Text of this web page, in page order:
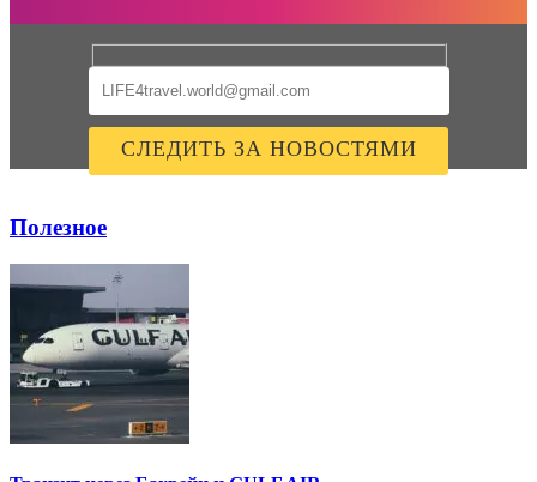
— Эту поездку я рекомендую людям, которым интересно
увидеть страну глазами местных, кому хочется увидеть Тай
настоящим. Это путешествие для активных людей, лично мне
не хватило тюленего отдыха на пляже))) Но море эмоций и
новых впечатлений затмевают всё!
Полезное